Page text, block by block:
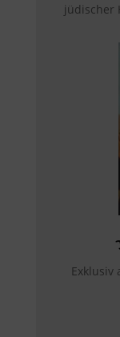
jüdischer
Exklusiv